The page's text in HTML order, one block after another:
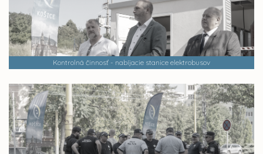
Kontrolná činnosť - nabíjacie stanice elektrobusov